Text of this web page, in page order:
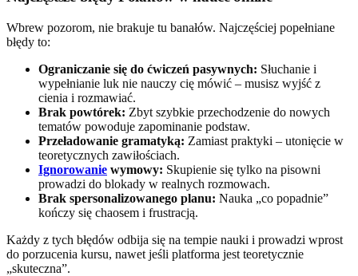
Wbrew pozorom, nie brakuje tu banałów. Najczęściej popełniane
błędy to:
Ograniczanie się do ćwiczeń pasywnych: Słuchanie i
wypełnianie luk nie nauczy cię mówić – musisz wyjść z
cienia i rozmawiać.
Brak powtórek: Zbyt szybkie przechodzenie do nowych
tematów powoduje zapominanie podstaw.
Przeładowanie gramatyką: Zamiast praktyki – utonięcie w
teoretycznych zawiłościach.
Ignorowanie wymowy: Skupienie się tylko na pisowni
prowadzi do blokady w realnych rozmowach.
Brak spersonalizowanego planu: Nauka „co popadnie”
kończy się chaosem i frustracją.
Każdy z tych błędów odbija się na tempie nauki i prowadzi wprost
do porzucenia kursu, nawet jeśli platforma jest teoretycznie
„skuteczna”.